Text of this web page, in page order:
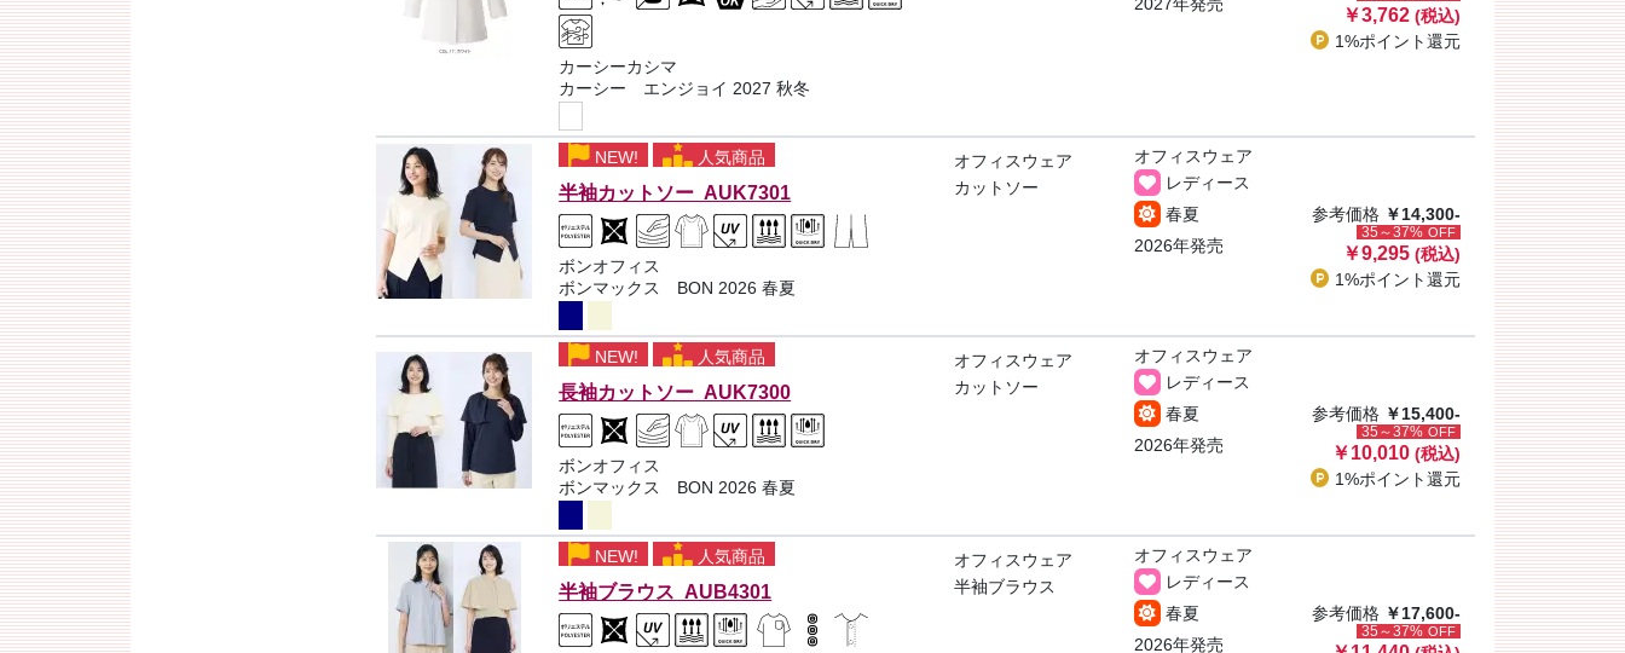
カーシーカシマ
カーシー エンジョイ 2027 秋冬
￥3,762 (税込)
1%ポイント還元
NEW! 人気商品
半袖カットソー AUK7301
ボンオフィス
ボンマックス BON 2026 春夏
オフィスウェア
カットソー
オフィスウェア
レディース
春夏
2026年発売
参考価格 ￥14,300-
35～37% OFF
￥9,295 (税込)
1%ポイント還元
NEW! 人気商品
長袖カットソー AUK7300
ボンオフィス
ボンマックス BON 2026 春夏
オフィスウェア
カットソー
オフィスウェア
レディース
春夏
2026年発売
参考価格 ￥15,400-
35～37% OFF
￥10,010 (税込)
1%ポイント還元
NEW! 人気商品
半袖ブラウス AUB4301
オフィスウェア
半袖ブラウス
オフィスウェア
レディース
春夏
2026年発売
参考価格 ￥17,600-
35～37% OFF